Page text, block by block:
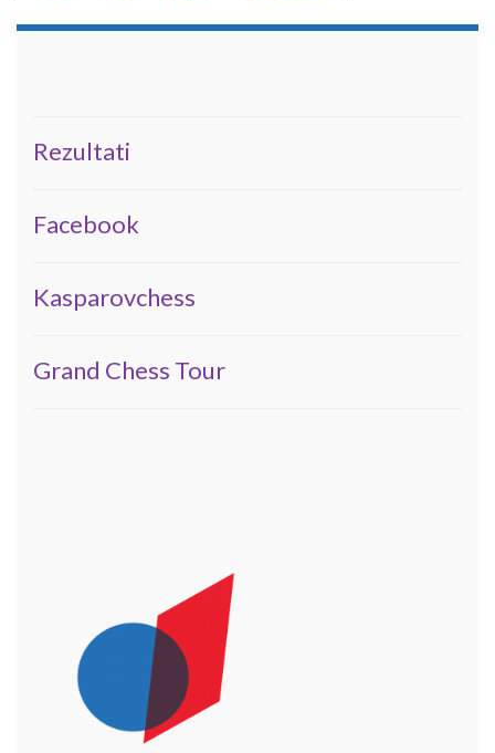
Rezultati
Facebook
Kasparovchess
Grand Chess Tour